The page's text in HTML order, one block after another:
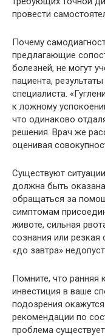
провести
Почему
предлагающие
болезней, не могут
пациента,
специалиста.
к ложному
что одинаково
решения. Врач же
оценивая
Существуют
должна быть
обращаться за
симптомам
животе, сильная
сознания или резкая
«до завтра»
Помните, что ранняя
инвестиция в ваше
подозрения
рекомендации по
проблема